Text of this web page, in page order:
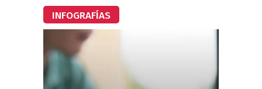
INFOGRAFÍAS